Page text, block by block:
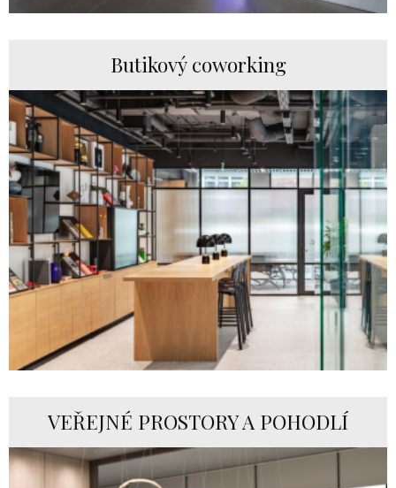
Butikový coworking
VEŘEJNÉ PROSTORY A POHODLÍ